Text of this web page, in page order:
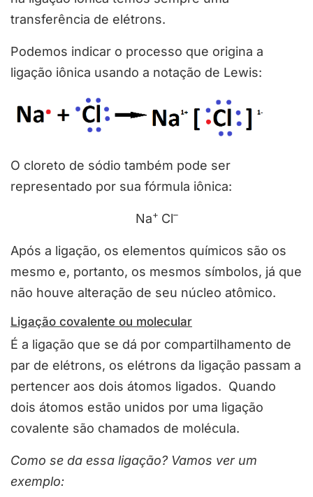
transferência de elétrons.
Podemos indicar o processo que origina a
ligação iônica usando a notação de Lewis:
O cloreto de sódio também pode ser
representado por sua fórmula iônica:
Na+ Cl–
Após a ligação, os elementos químicos são os
mesmo e, portanto, os mesmos símbolos, já que
não houve alteração de seu núcleo atômico.
Ligação covalente ou molecular
É a ligação que se dá por compartilhamento de
par de elétrons, os elétrons da ligação passam a
pertencer aos dois átomos ligados. Quando
dois átomos estão unidos por uma ligação
covalente são chamados de molécula.
Como se da essa ligação? Vamos ver um
exemplo: